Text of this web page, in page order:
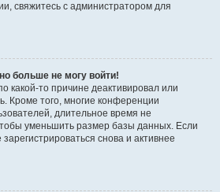
свяжитесь с администратором для
больше не могу войти!
какой-то причине деактивировал или
Кроме того, многие конференции
длительное время не
уменьшить размер базы данных. Если
снова и активнее